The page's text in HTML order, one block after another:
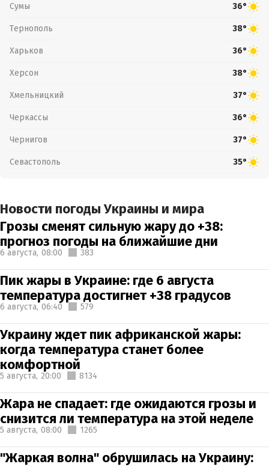
Сумы 36°
Тернополь 38°
Харьков 36°
Херсон 38°
Хмельницкий 37°
Черкассы 36°
Чернигов 37°
Севастополь 35°
Новости погоды Украины и мира
Грозы сменят сильную жару до +38:
прогноз погоды на ближайшие дни
6 августа, 08:00 383
Пик жары в Украине: где 6 августа
температура достигнет +38 градусов
6 августа, 06:40 579
Украину ждет пик африканской жары:
когда температура станет более
комфортной
5 августа, 20:00 8134
Жара не спадает: где ожидаются грозы и
снизится ли температура на этой неделе
5 августа, 08:00 1265
"Жаркая волна" обрушилась на Украину: